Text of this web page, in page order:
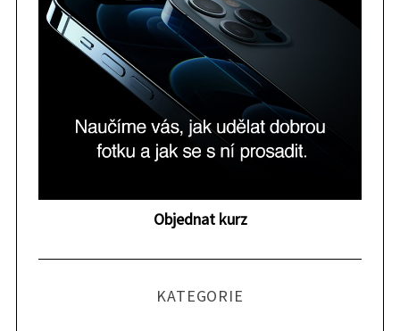
Objednat kurz
KATEGORIE
a
h